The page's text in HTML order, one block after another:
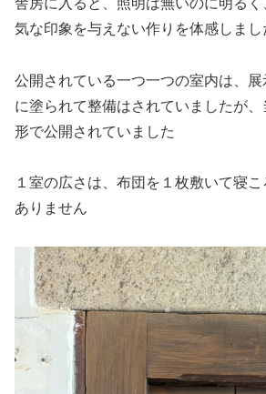
気な印象を与えない作りを体感しまし
公開されている一つ一つの室内は、
に塗られて整備はされていましたが
形で公開されていました
１室の広さは、布団を１枚敷いて寝
ありません